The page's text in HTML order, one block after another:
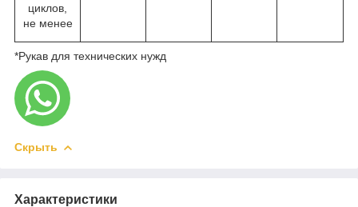
циклов,
не менее
*Рукав для технических нужд
Скрыть
Характеристики